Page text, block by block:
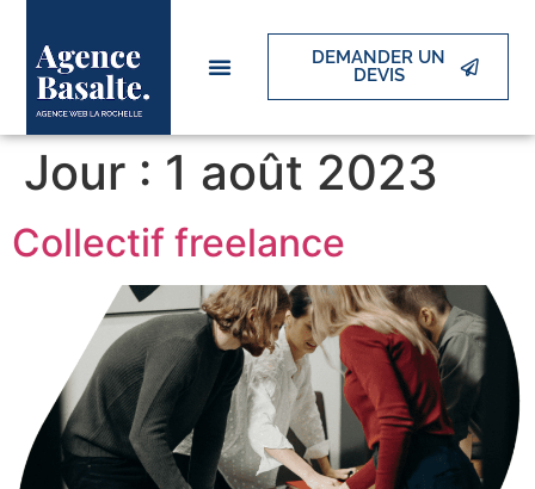
DEMANDER UN
DEVIS
Jour : 1 août 2023
Collectif freelance